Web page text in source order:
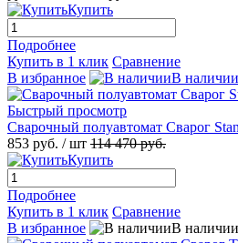
Купить
Подробнее
Купить в 1 клик Сравнение
В избранное
В наличии
Быстрый просмотр
Сварочный полуавтомат Сварог
853 руб. / шт 114 470 руб.
Купить
Подробнее
Купить в 1 клик Сравнение
В избранное
В наличии